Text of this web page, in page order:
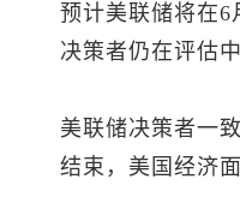
预计美联储将在6
决策者仍在评估
美联储决策者一
结束，美国经济